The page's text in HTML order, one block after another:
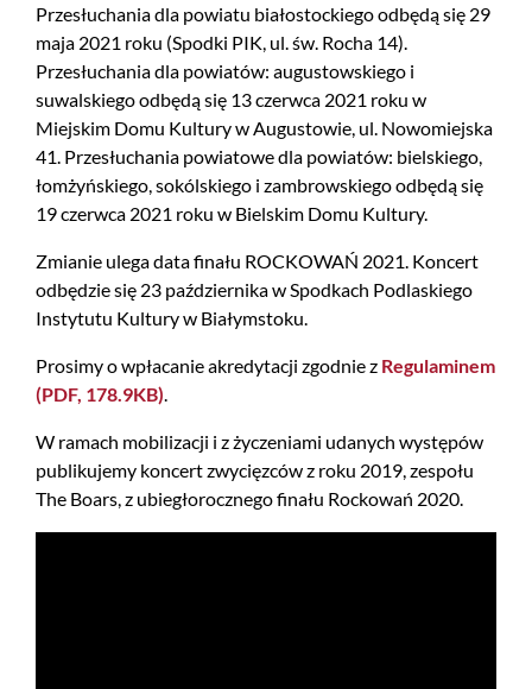
Przesłuchania dla powiatu białostockiego odbędą się 29
maja 2021 roku (Spodki PIK, ul. św. Rocha 14).
Przesłuchania dla powiatów: augustowskiego i
suwalskiego odbędą się 13 czerwca 2021 roku w
Miejskim Domu Kultury w Augustowie, ul. Nowomiejska
41. Przesłuchania powiatowe dla powiatów: bielskiego,
łomżyńskiego, sokólskiego i zambrowskiego odbędą się
19 czerwca 2021 roku w Bielskim Domu Kultury.
Zmianie ulega data finału ROCKOWAŃ 2021. Koncert
odbędzie się 23 października w Spodkach Podlaskiego
Instytutu Kultury w Białymstoku.
Prosimy o wpłacanie akredytacji zgodnie z Regulaminem
(PDF, 178.9KB).
W ramach mobilizacji i z życzeniami udanych występów
publikujemy koncert zwycięzców z roku 2019, zespołu
The Boars, z ubiegłorocznego finału Rockowań 2020.